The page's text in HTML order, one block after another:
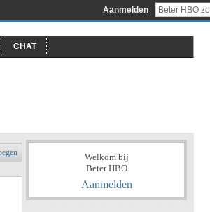
Aanmelden
CHAT
Welkom bij
Beter HBO
Aanmelden